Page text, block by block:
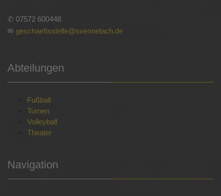
✆ 07572 600448
✉ geschaeftsstelle@svennetach.de
Abteilungen
Fußball
Turnen
Volleyball
Theater
Navigation